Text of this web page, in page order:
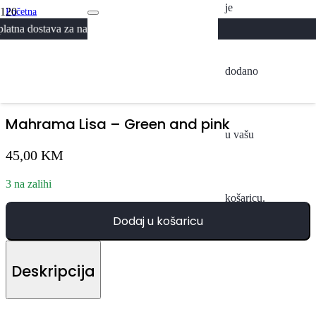
narudžbe iznad 300KM
je
dodano
u vašu
košaricu.
Početna
Svi Proizvodi
Mahrama Lisa – Green and pink
45,00 KM
3 na zalihi
Dodaj u košaricu
Deskripcija